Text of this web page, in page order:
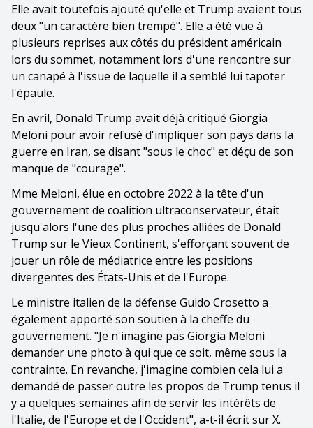
Elle avait toutefois ajouté qu'elle et Trump avaient tous
deux "un caractère bien trempé". Elle a été vue à
plusieurs reprises aux côtés du président américain
lors du sommet, notamment lors d'une rencontre sur
un canapé à l'issue de laquelle il a semblé lui tapoter
l'épaule.
En avril, Donald Trump avait déjà critiqué Giorgia
Meloni pour avoir refusé d'impliquer son pays dans la
guerre en Iran, se disant "sous le choc" et déçu de son
manque de "courage".
Mme Meloni, élue en octobre 2022 à la tête d'un
gouvernement de coalition ultraconservateur, était
jusqu'alors l'une des plus proches alliées de Donald
Trump sur le Vieux Continent, s'efforçant souvent de
jouer un rôle de médiatrice entre les positions
divergentes des États-Unis et de l'Europe.
Le ministre italien de la défense Guido Crosetto a
également apporté son soutien à la cheffe du
gouvernement. "Je n'imagine pas Giorgia Meloni
demander une photo à qui que ce soit, même sous la
contrainte. En revanche, j'imagine combien cela lui a
demandé de passer outre les propos de Trump tenus il
y a quelques semaines afin de servir les intérêts de
l'Italie, de l'Europe et de l'Occident", a-t-il écrit sur X.